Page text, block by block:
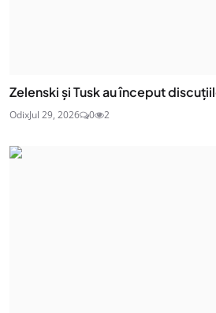
Zelenski și Tusk au început
OdixJul 29, 2026 0 2